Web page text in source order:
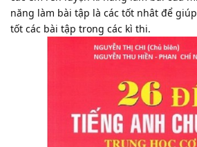
năng làm bài tập là các tốt nhât để
tốt các bài tập trong các kì thi.